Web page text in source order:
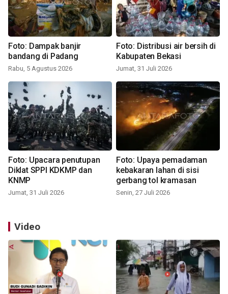
Foto: Dampak banjir
bandang di Padang
Rabu, 5 Agustus 2026
Foto: Distribusi air bersih di
Kabupaten Bekasi
Jumat, 31 Juli 2026
Foto: Upacara penutupan
Diklat SPPI KDKMP dan
KNMP
Jumat, 31 Juli 2026
Foto: Upaya pemadaman
kebakaran lahan di sisi
gerbang tol kramasan
Senin, 27 Juli 2026
Video